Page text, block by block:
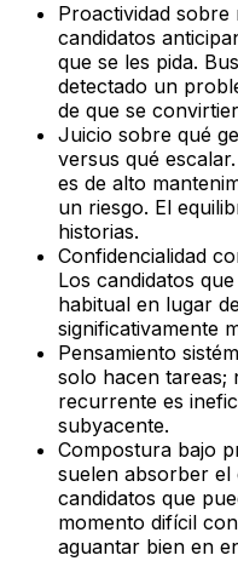
Proactividad sobre
candidatos
que se les pida.
detectado un
de que se
Juicio sobre qué
versus qué
es de alto
un riesgo. El
historias.
Confidencialidad
Los candidatos
habitual en lugar
significativamente
Pensamiento
solo hacen tareas;
recurrente es
subyacente.
Compostura bajo
suelen absorber el
candidatos que
momento difícil
aguantar bien en